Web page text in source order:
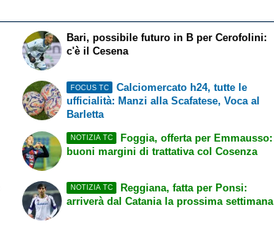
Bari, possibile futuro in B per Cerofolini:
c'è il Cesena
FOCUS TC
Calciomercato h24, tutte le
ufficialità: Manzi alla Scafatese, Voca al
Barletta
NOTIZIA TC
Foggia, offerta per Emmausso:
buoni margini di trattativa col Cosenza
NOTIZIA TC
Reggiana, fatta per Ponsi:
arriverà dal Catania la prossima settimana